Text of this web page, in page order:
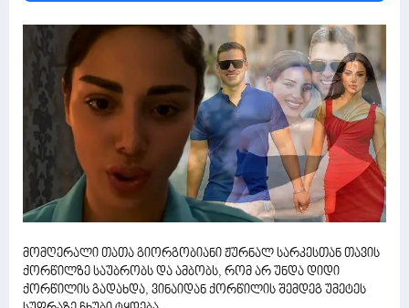
მომღერალი თათა გიორგობიანი ჟურნალ სარკესთან თავის
ქორწილზე საუბრობს და ამბობს, რომ არ უნდა დიდი
ქორწილის გადახდა, ვინაიდან ქორწილის შემდეგ უმეტეს